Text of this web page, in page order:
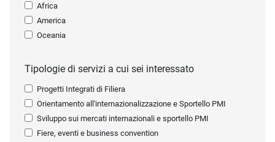
Africa
America
Oceania
Tipologie di servizi a cui sei interessato
Progetti Integrati di Filiera
Orientamento all'internazionalizzazione e Sportello PMI
Sviluppo sui mercati internazionali e sportello PMI
Fiere, eventi e business convention